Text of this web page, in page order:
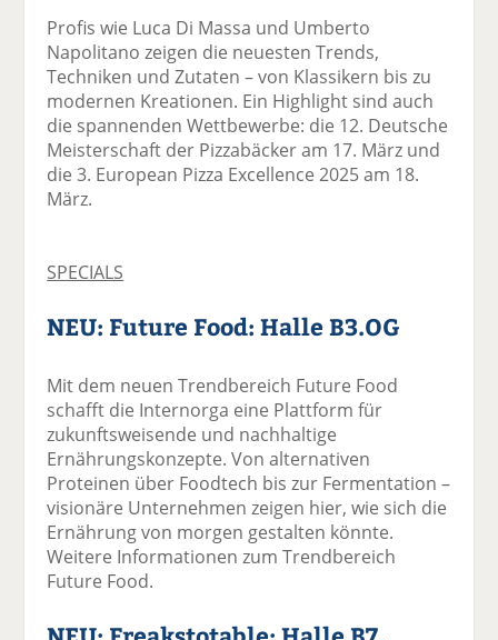
Profis wie Luca Di Massa und Umberto
Napolitano zeigen die neuesten Trends,
Techniken und Zutaten – von Klassikern bis zu
modernen Kreationen. Ein Highlight sind auch
die spannenden Wettbewerbe: die 12. Deutsche
Meisterschaft der Pizzabäcker am 17. März und
die 3. European Pizza Excellence 2025 am 18.
März.
SPECIALS
NEU: Future Food: Halle B3.OG
Mit dem neuen Trendbereich Future Food
schafft die Internorga eine Plattform für
zukunftsweisende und nachhaltige
Ernährungskonzepte. Von alternativen
Proteinen über Foodtech bis zur Fermentation –
visionäre Unternehmen zeigen hier, wie sich die
Ernährung von morgen gestalten könnte.
Weitere Informationen zum Trendbereich
Future Food.